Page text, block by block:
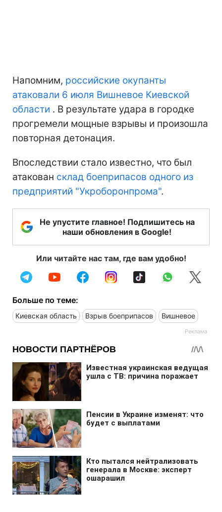
Напомним, российские окупанты
атаковали 6 июля Вишневое Киевской
области . В результате удара в городке
прогремели мощные взрывы и произошла
повторная детонация.
Впоследствии стало известно, что был
атакован склад боеприпасов одного из
предприятий "Укроборонпрома".
Не упустите главное! Подпишитесь на
наши обновления в Google!
Или читайте нас там, где вам удобно!
Больше по теме:
Киевская область Взрыв боеприпасов Вишневое